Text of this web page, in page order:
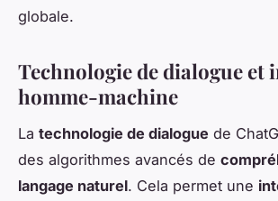
globale.
Technologie de dialogue et
homme-machine
La technologie de dialogue de
des algorithmes avancés de
langage naturel. Cela permet une